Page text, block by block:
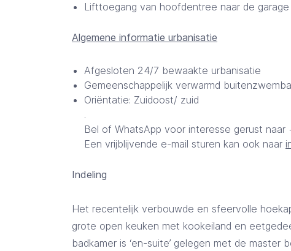
Lifttoegang van hoofdentree naar de garage
Algemene informatie urbanisatie
Afgesloten 24/7 bewaakte urbanisatie
Gemeenschappelijk verwarmd
Oriëntatie: Zuidoost/ zuid
.
Bel of WhatsApp voor interesse gerust
Een vrijblijvende e-mail sturen kan ook naar
Indeling
Het recentelijk verbouwde en sfeervolle
grote open keuken met kookeiland en
badkamer is ‘en-suite’ gelegen met de